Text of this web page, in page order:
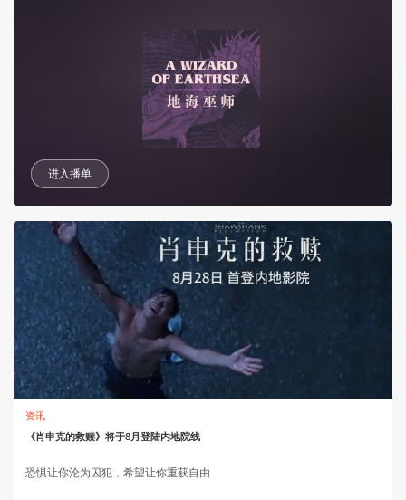
进入播单
资讯
《肖申克的救赎》将于8月登陆内地院线
恐惧让你沦为囚犯，希望让你重获自由